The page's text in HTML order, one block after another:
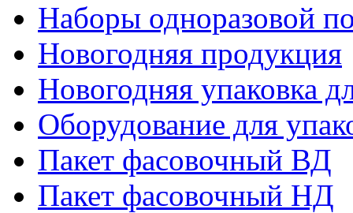
Наборы одноразовой
Новогодняя продукция
Новогодняя упаковка
Оборудование для
Пакет фасовочный ВД
Пакет фасовочный НД